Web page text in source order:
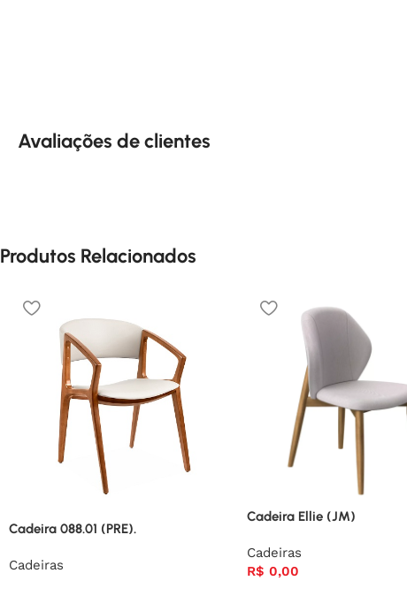
Avaliações de clientes
Produtos Relacionados
Cadeira 088.01 (PRE).
Cadeiras
Cadeira Ellie (JM)
Cadeiras
R$ 0,00